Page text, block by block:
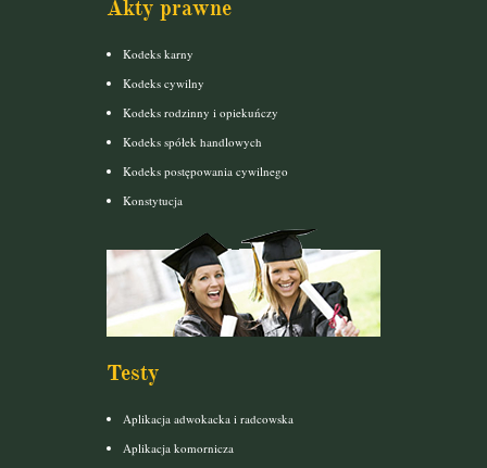
Akty prawne
Kodeks karny
Kodeks cywilny
Kodeks rodzinny i opiekuńczy
Kodeks spółek handlowych
Kodeks postępowania cywilnego
Konstytucja
Testy
Aplikacja adwokacka i radcowska
Aplikacja komornicza